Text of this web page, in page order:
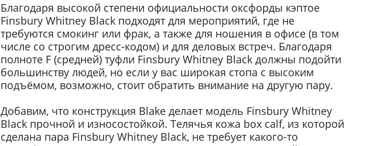
Благодаря высокой степени официальности оксфорды кэптое
Finsbury Whitney Black подходят для мероприятий, где не
требуются смокинг или фрак, а также для ношения в офисе (в том
числе со строгим дресс-кодом) и для деловых встреч. Благодаря
полноте F (средней) туфли Finsbury Whitney Black должны подойти
большинству людей, но если у вас широкая стопа с высоким
подъёмом, возможно, стоит обратить внимание на другую пару.
Добавим, что конструкция Blake делает модель Finsbury Whitney
Black прочной и износостойкой. Телячья кожа box calf, из которой
сделана пара Finsbury Whitney Black, не требует какого-то